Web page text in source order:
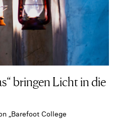
bringen Licht in die
„Barefoot College